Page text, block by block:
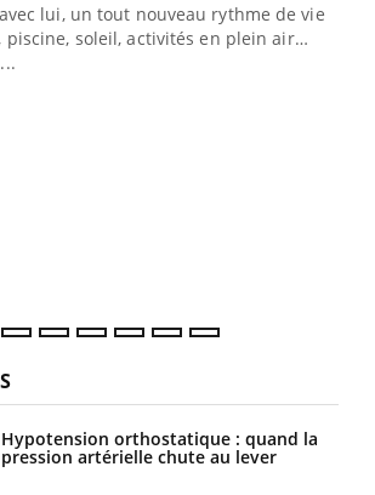
lui, un tout nouveau rythme de vie !
piscine, soleil, activités en plein air…
Hypotension orthostatique : quand la
pression artérielle chute au lever